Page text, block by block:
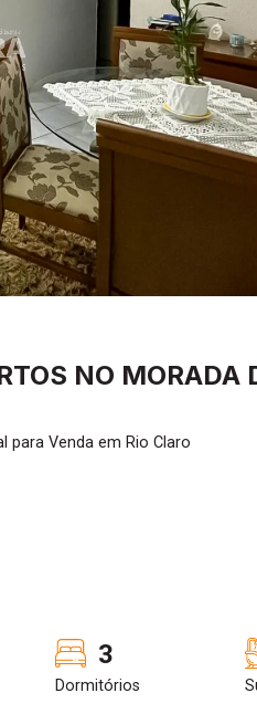
NO MORADA
para Venda em Rio Claro
3
Dormitórios